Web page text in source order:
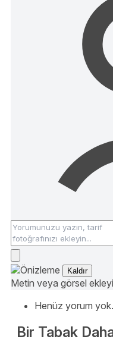
Kaldır
Metin veya görsel
Henüz yorum
Bir Tabak